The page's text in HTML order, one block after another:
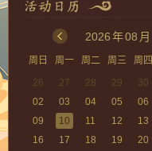
2026年08 月
周日 周一 周二 周三 周四
26
27 28 29 30
02
03 04 05 06
09
10 11 12 13
16
17 18 19 20